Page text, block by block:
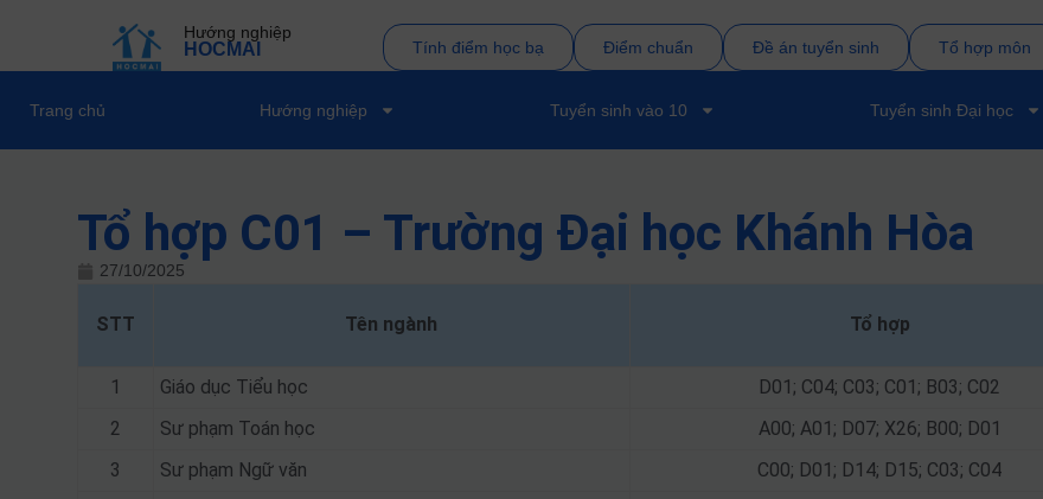
Hướng nghiệp
HOCMAI Tính điểm học bạ Điểm chuẩn Đề án tuyển sinh Tổ hợp môn
Trang chủ Hướng nghiệp Tuyển sinh vào 10 Tuyển sinh Đại học
Tổ hợp C01 – Trường Đại học Khánh Hòa
27/10/2025
STT Tên ngành Tổ hợp
1
Giáo dục Tiểu học D01; C04; C03; C01; B03; C02
2
Sư phạm Toán học A00; A01; D07; X26; B00; D01
3
Sư phạm Ngữ văn C00; D01; D14; D15; C03; C04